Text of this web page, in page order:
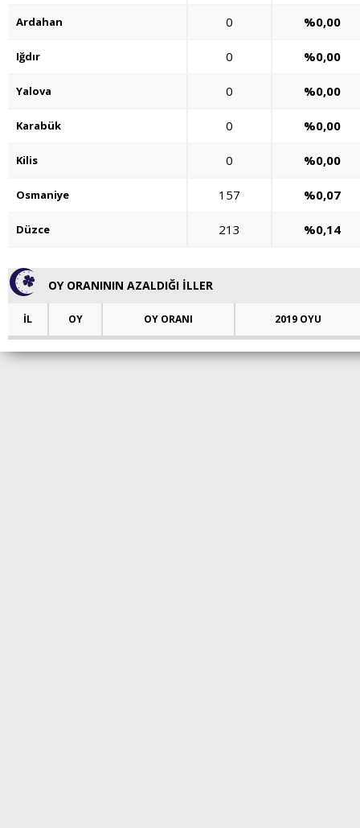
Ardahan 0 %0,00
Iğdır 0 %0,00
Yalova 0 %0,00
Karabük 0 %0,00
Kilis 0 %0,00
Osmaniye 157 %0,07
Düzce 213 %0,14
OY ORANININ AZALDIĞI İLLER
İL OY OY ORANI 2019 OYU